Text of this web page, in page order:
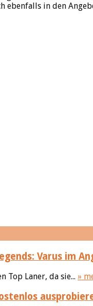
in den
Varus im
Top Laner, da sie... »